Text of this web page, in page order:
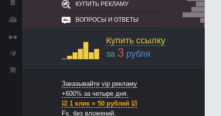
КУПИТЬ РЕКЛАМУ
ВОПРОСЫ И ОТВЕТЫ
Купить ссылку
за 3 рубля
Заказывайте vip рекламу
+600% за четыре дня.
☑ 1 клик = 50 рублей ☑
Fs. без вложений.